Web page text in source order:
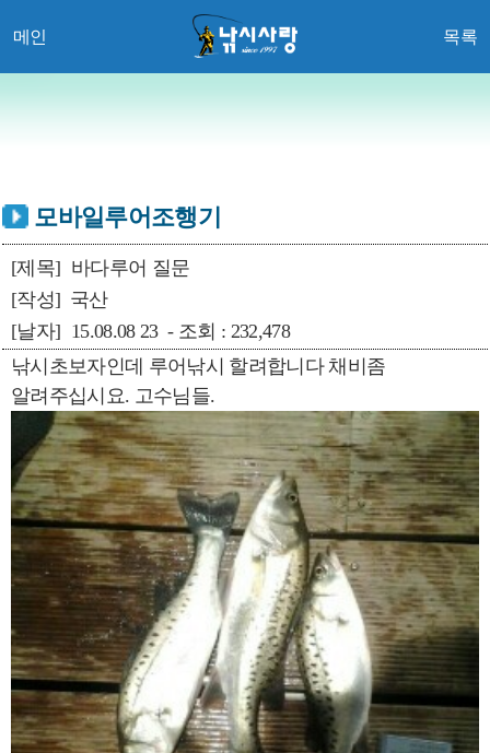
메인 목록
모바일루어조행기
[제목] 바다루어 질문
[작성] 국산
[날자] 15.08.08 23 - 조회 : 232,478
낚시초보자인데 루어낚시 할려합니다 채비좀
알려주십시요. 고수님들.